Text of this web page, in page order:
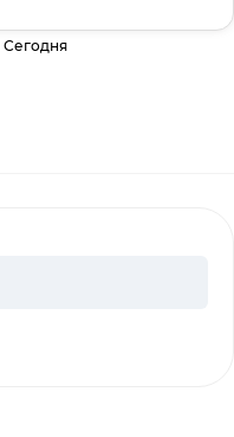
Сегодня